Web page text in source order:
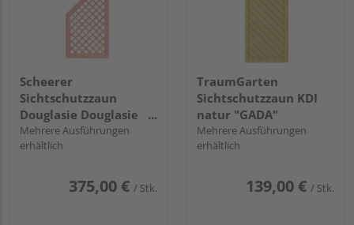
Scheerer
Sichtschutzzaun
Douglasie Douglasie
natur unbehandelt
"Wilsede"
Mehrere Ausführungen
erhältlich
375,00 € / Stk.
TraumGarten
Sichtschutzzaun KDI
natur "GADA"
Mehrere Ausführungen
erhältlich
139,00 € / Stk.